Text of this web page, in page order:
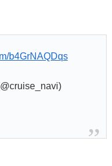
b4GrNAQDqs